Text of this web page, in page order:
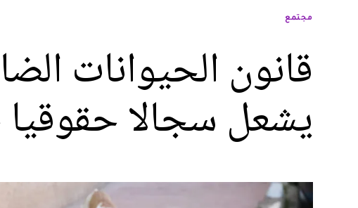
مجتمع
قانون الحيوانات
يشعل سجالا